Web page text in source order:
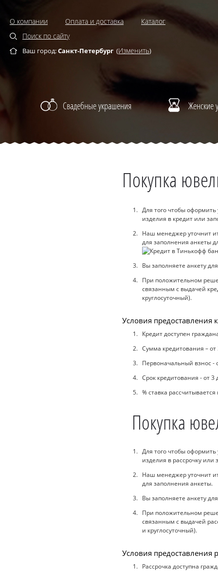
О компании Оплата и доставка
Каталог
Поиск по сайту
Ваш город:Санкт-Петербург (Изменить)
Свадебные украшения Женские
Покупка
Для того чтобы
изделия в кредит или
Наш менеджер уточнит
для заполнения анкеты
Вы заполняете анкету
При положительном
связанным с выдачей
круглосуточный).
Условия предоставления
Кредит доступен
Сумма кредитования – от
Первоначальный взнос -
Срок кредитования - от 3
% ставка
Покупка
Для того чтобы
изделия в рассрочку или
Наш менеджер уточнит
для заполнения анкеты.
Вы заполняете анкету
При положительном
связанным с выдачей
и круглосуточный).
Условия предоставления
Рассрочка доступна